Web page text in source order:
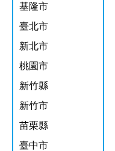
基隆市
臺北市
新北市
桃園市
新竹縣
新竹市
苗栗縣
臺中市